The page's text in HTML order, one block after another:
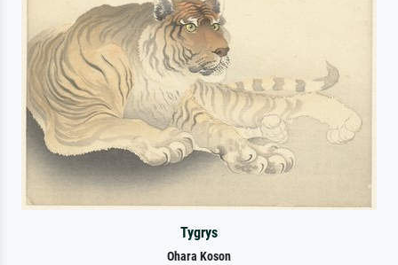
Tygrys
Ohara Koson